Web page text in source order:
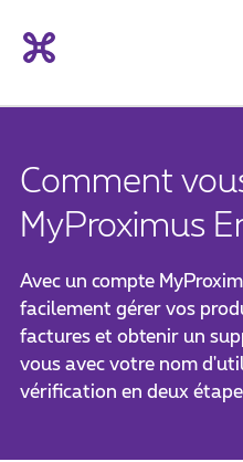
Comment
MyProximus
Avec un compte
facilement gérer vos
factures et obtenir un
vous avec votre nom
vérification en deux